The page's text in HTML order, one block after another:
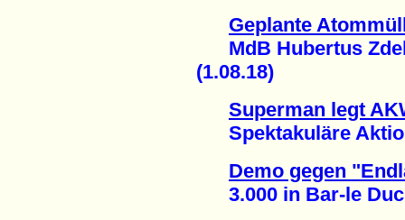
Geplante
MdB Hubertus
(1.08.18)
Superman legt
Spektakuläre
Demo gegen
3.000 in Bar-le Duc